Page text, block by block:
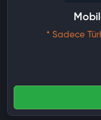
* Sadece